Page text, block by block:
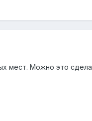
мест. Можно это